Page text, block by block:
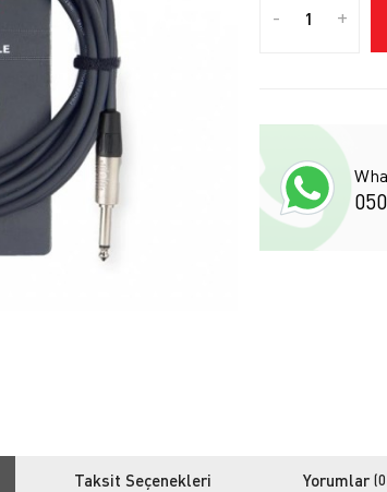
- +
Taksit Seçenekleri Yorumlar